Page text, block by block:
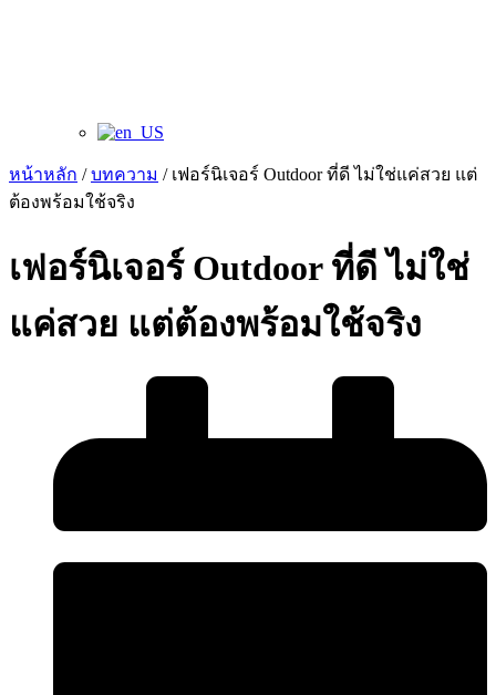
หน้าหลัก /บทความ / เฟอร์นิเจอร์ Outdoor ที่ดี ไม่ใช่แค่สวย แต่
ต้องพร้อมใช้จริง
เฟอร์นิเจอร์ Outdoor ที่ดี ไม่ใช่
แค่สวย แต่ต้องพร้อมใช้จริง